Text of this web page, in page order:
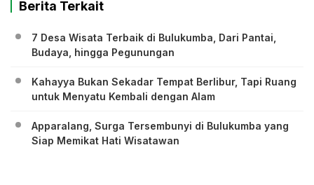
Berita Terkait
7 Desa Wisata Terbaik di Bulukumba, Dari Pantai,
Budaya, hingga Pegunungan
Kahayya Bukan Sekadar Tempat Berlibur, Tapi Ruang
untuk Menyatu Kembali dengan Alam
Apparalang, Surga Tersembunyi di Bulukumba yang
Siap Memikat Hati Wisatawan